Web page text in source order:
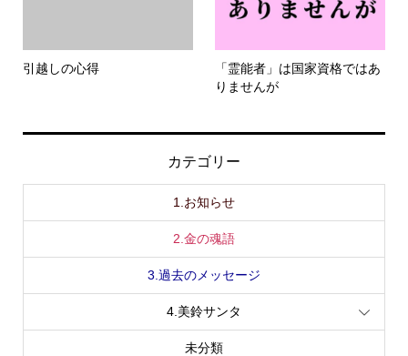
引越しの心得
「霊能者」は国家資格ではあ
りませんが
カテゴリー
1.お知らせ
2.金の魂語
3.過去のメッセージ
4.美鈴サンタ
未分類